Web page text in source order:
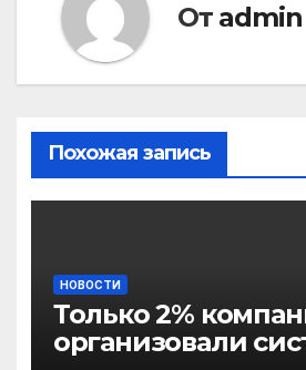
От admin
Похожая запись
НОВОСТИ
Только 2%
организовали